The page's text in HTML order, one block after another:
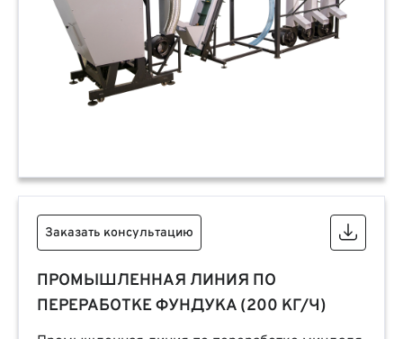
Заказать консультацию
ПРОМЫШЛЕННАЯ ЛИНИЯ ПО
ПЕРЕРАБОТКЕ ФУНДУКА (200 КГ/Ч)